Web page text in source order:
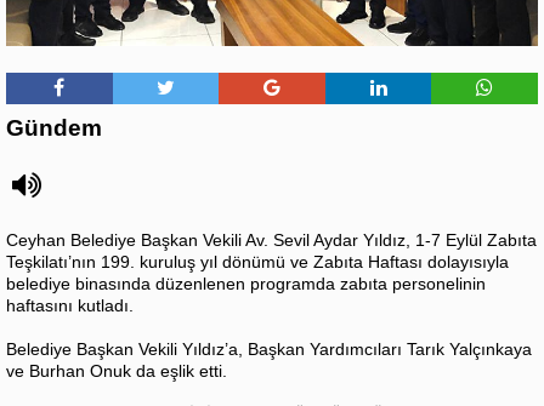
Gündem
Ceyhan Belediye Başkan Vekili Av. Sevil Aydar Yıldız, 1-7 Eylül Zabıta
Teşkilatı’nın 199. kuruluş yıl dönümü ve Zabıta Haftası dolayısıyla
belediye binasında düzenlenen programda zabıta personelinin
haftasını kutladı.
Belediye Başkan Vekili Yıldız’a, Başkan Yardımcıları Tarık Yalçınkaya
ve Burhan Onuk da eşlik etti.